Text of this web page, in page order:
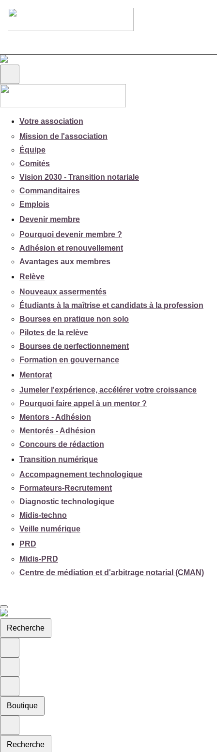
Votre association
Mission de l'association
Équipe
Comités
Vision 2030 - Transition notariale
Commanditaires
Emplois
Devenir membre
Pourquoi devenir membre ?
Adhésion et renouvellement
Avantages aux membres
Relève
Nouveaux assermentés
Étudiants à la maîtrise et candidats à la profession
Bourses en pratique non solo
Pilotes de la relève
Bourses de perfectionnement
Formation en gouvernance
Mentorat
Jumeler l'expérience, accélérer votre croissance
Pourquoi faire appel à un mentor ?
Mentors - Adhésion
Mentorés - Adhésion
Concours de rédaction
Transition numérique
Accompagnement technologique
Formateurs-Recrutement
Diagnostic technologique
Midis-techno
Veille numérique
PRD
Midis-PRD
Centre de médiation et d'arbitrage notarial (CMAN)
Recherche
Boutique
Recherche